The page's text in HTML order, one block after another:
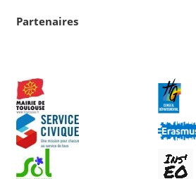
Partenaires